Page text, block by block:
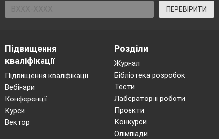
ПЕРЕВІРИТИ
Підвищення
кваліфікації
Підвищення кваліфікації
Вебінари
Конференції
Курси
Вектор
Розділи
Журнал
Бібліотека розробок
Тести
Лабораторні роботи
Проєкти
Конкурси
Олімпіади